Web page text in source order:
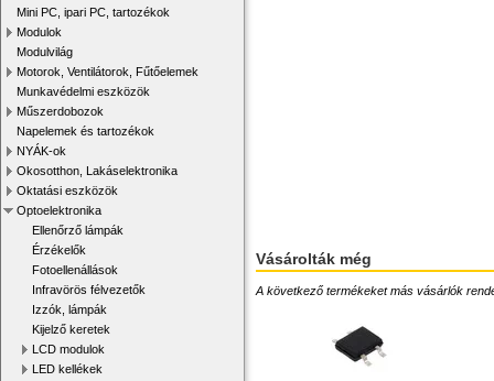
Mini PC, ipari PC, tartozékok
Modulok
Modulvilág
Motorok, Ventilátorok, Fűtőelemek
Munkavédelmi eszközök
Műszerdobozok
Napelemek és tartozékok
NYÁK-ok
Okosotthon, Lakáselektronika
Oktatási eszközök
Optoelektronika
Ellenőrző lámpák
Érzékelők
Fotoellenállások
Infravörös félvezetők
Izzók, lámpák
Kijelző keretek
LCD modulok
LED kellékek
Vásárolták még
A következő termékeket más vásárlók